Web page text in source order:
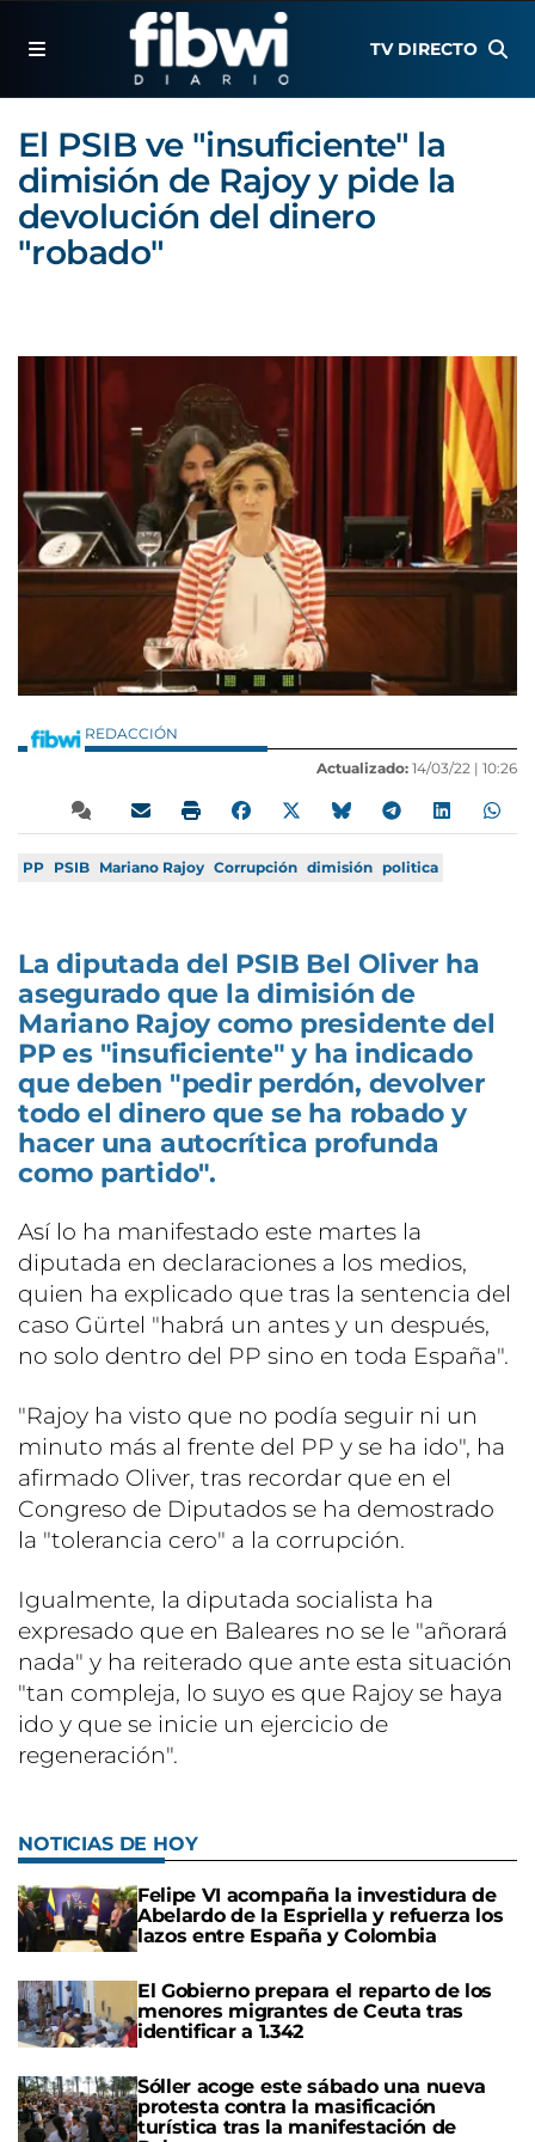
TV DIRECTO
El PSIB ve "insuficiente" la
dimisión de Rajoy y pide la
devolución del dinero
"robado"
REDACCIÓN
Actualizado: 14/03/22 | 10:26
PP PSIB Mariano Rajoy Corrupción dimisión politica
La diputada del PSIB Bel Oliver ha
asegurado que la dimisión de
Mariano Rajoy como presidente del
PP es "insuficiente" y ha indicado
que deben "pedir perdón, devolver
todo el dinero que se ha robado y
hacer una autocrítica profunda
como partido".
Así lo ha manifestado este martes la
diputada en declaraciones a los medios,
quien ha explicado que tras la sentencia del
caso Gürtel "habrá un antes y un después,
no solo dentro del PP sino en toda España".
"Rajoy ha visto que no podía seguir ni un
minuto más al frente del PP y se ha ido", ha
afirmado Oliver, tras recordar que en el
Congreso de Diputados se ha demostrado
la "tolerancia cero" a la corrupción.
Igualmente, la diputada socialista ha
expresado que en Baleares no se le "añorará
nada" y ha reiterado que ante esta situación
"tan compleja, lo suyo es que Rajoy se haya
ido y que se inicie un ejercicio de
regeneración".
NOTICIAS DE HOY
Felipe VI acompaña la investidura de
Abelardo de la Espriella y refuerza los
lazos entre España y Colombia
El Gobierno prepara el reparto de los
menores migrantes de Ceuta tras
identificar a 1.342
Sóller acoge este sábado una nueva
protesta contra la masificación
turística tras la manifestación de